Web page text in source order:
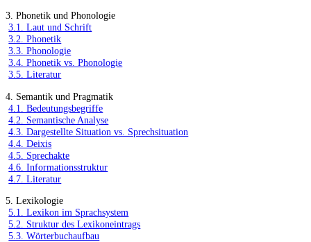
3. Phonetik und Phonologie
3.1. Laut und Schrift
3.2. Phonetik
3.3. Phonologie
3.4. Phonetik vs. Phonologie
3.5. Literatur
4. Semantik und Pragmatik
4.1. Bedeutungsbegriffe
4.2. Semantische Analyse
4.3. Dargestellte Situation vs. Sprechsituation
4.4. Deixis
4.5. Sprechakte
4.6. Informationsstruktur
4.7. Literatur
5. Lexikologie
5.1. Lexikon im Sprachsystem
5.2. Struktur des Lexikoneintrags
5.3. Wörterbuchaufbau